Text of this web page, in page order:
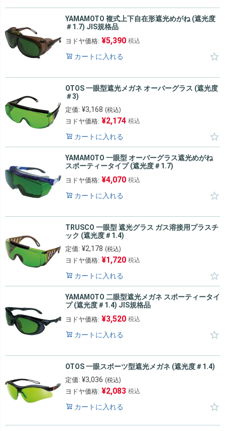
YAMAMOTO 複式上下自在形遮光めがね (遮光度
＃1.7) JIS規格品
ヨドヤ価格: ¥5,390 税込
カートに入れる
OTOS 一眼型遮光メガネ オーバーグラス (遮光度
＃3)
定価: ¥3,168 (税込)
ヨドヤ価格: ¥2,174 税込
カートに入れる
YAMAMOTO 一眼型 オーバーグラス遮光めがね
スポーティータイプ (遮光度＃1.7)
ヨドヤ価格: ¥4,070 税込
カートに入れる
TRUSCO 一眼型 遮光グラス ガス溶接用プラスチ
ック (遮光度＃1.4)
定価: ¥2,178 (税込)
ヨドヤ価格: ¥1,720 税込
カートに入れる
YAMAMOTO 二眼型遮光メガネ スポーティータイ
プ (遮光度＃1.4) JIS規格品
ヨドヤ価格: ¥3,520 税込
カートに入れる
OTOS 一眼スポーツ型遮光メガネ (遮光度＃1.4)
定価: ¥3,036 (税込)
ヨドヤ価格: ¥2,083 税込
カートに入れる